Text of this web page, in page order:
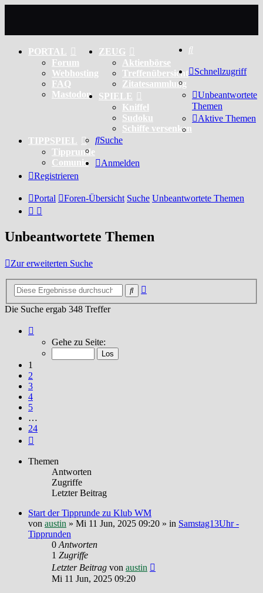
PORTAL
Forum
Webhosting
FAQ
Mastodon
ZEUG
Aktienbörse
Treffenübersicht
Zitatesammlung
SPIELE
Kniffel
Sudoku
Schiffe versenken
TIPPSPIEL
Tipprunde
Comunio
Schnellzugriff
Unbeantwortete
Themen
Aktive Themen
Suche
Anmelden
Registrieren
Portal Foren-Übersicht Suche Unbeantwortete Themen
Unbeantwortete Themen
Zur erweiterten Suche
Suche
Die Suche ergab 348 Treffer
von
Gehe zu Seite:
1
2
3
4
5
…
24
Themen
Antworten
Zugriffe
Letzter Beitrag
Start der Tipprunde zu Klub WM
von austin » Mi 11 Jun, 2025 09:20 » in Samstag13Uhr -
Tipprunden
0Antworten
1 Zugriffe
Letzter Beitrag von austin
Mi 11 Jun, 2025 09:20